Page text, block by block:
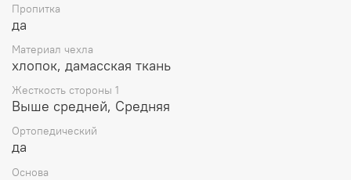
Слой
НИЖНИЕ СЛОИ:
Слой MEMORY FOAM
запатентованной торговой марки
Натуральные волокна
Слой VISCO
Пропитка
да
Материал чехла
хлопок, дамасская ткань
Жесткость стороны 1
Выше средней, Средняя
Ортопедический
да
Основа